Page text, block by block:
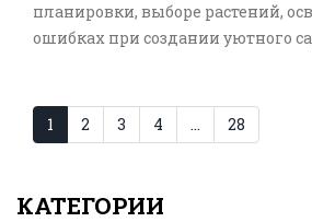
планировки, выборе растений,
ошибках при создании уютного
1 2 3 4 … 28
КАТЕГОРИИ